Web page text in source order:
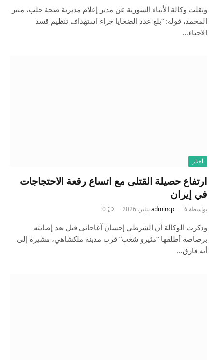
ونقلت وكالة الأنباء السورية عن مدير إعلام مديرية صحة حلب، منير
المحمد، قوله: “بلغ عدد الضحايا جراء استهداف تنظيم قسد
الأحياء…
أخبار
ارتفاع حصيلة القتلى مع اتساع رقعة الاحتجاجات
في إيران
بواسطة admincp 6 يناير، 2026 0
وذكرت الوكالة أن الشرطي إحسان آغاجاني قتل بعد إصابته
برصاصة أطلقها “مثيرو شغب” قرب مدينة ملكشاهي، مشيرة إلى
أنه فارق…